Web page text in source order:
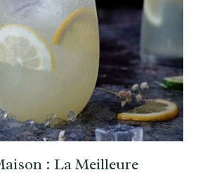
: La Meilleure